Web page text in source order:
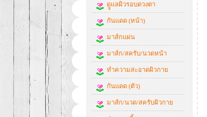
ดููแลผิวรอบดวงตา
กันแดด (หน้า)
มาส์กแผ่น
มาส์ก/สครับ/นวดหน้า
ทำความสะอาดผิวกาย
กันแดด (ตัว)
มาส์ก/นวด/สครับผิวกาย